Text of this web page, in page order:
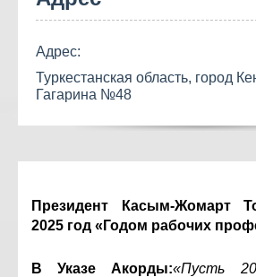
Адрес:
Туркестанская область, город
Гагарина №48
Президент Касым-Жомарт
2025 год «Годом рабочих
В Указе Акорды:«Пусть